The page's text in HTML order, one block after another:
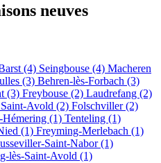
neuves
(4) Seingbouse (4) Macheren
(3) Behren-lès-Forbach (3)
(3) Freybouse (2) Laudrefang (2)
Saint-Avold (2) Folschviller (2)
Hémering (1) Tenteling (1)
(1) Freyming-Merlebach (1)
Saint-Nabor (1)
lès-Saint-Avold (1)